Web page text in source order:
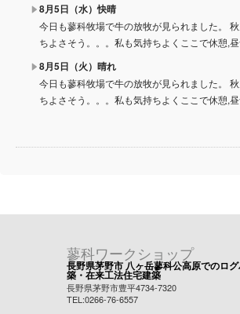
8月5日（水）快晴
今日も蓼科牧場で牛の放牧が見られました。
ちよさそう。。。私も気持ちよくここで休憩,
8月5日（火）晴れ
今日も蓼科牧場で牛の放牧が見られました。
ちよさそう。。。私も気持ちよくここで休憩,
蓼科ワークショップ
長野県茅野市 八ヶ岳蓼科公高原でのロ
築・在来工法住宅建築
長野県茅野市豊平4734-7320
TEL:0266-76-6557